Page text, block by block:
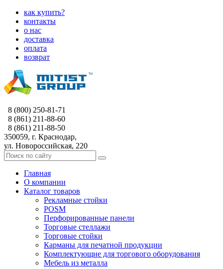
как купить?
контакты
о нас
доставка
оплата
возврат
8 (800) 250-81-71
8 (861) 211-88-60
8 (861) 211-88-50
350059, г. Краснодар,
ул. Новороссийская, 220
Главная
О компании
Каталог товаров
Рекламные стойки
POSM
Перфорированные панели
Торговые стеллажи
Торговые стойки
Карманы для печатной продукции
Комплектующие для торгового оборудования
Мебель из металла